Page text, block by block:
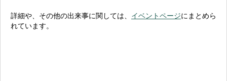
詳細や、その他の出来事に関しては、 イベントページにまとめら
れています。